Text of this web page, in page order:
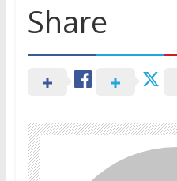
Share